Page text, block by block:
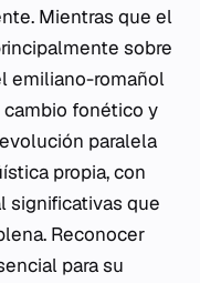
Mientras que el
sobre
emiliano-romañol
fonético y
paralela
propia, con
significativas que
Reconocer
para su